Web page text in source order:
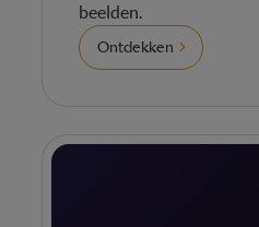
beelden.
Ontdekken